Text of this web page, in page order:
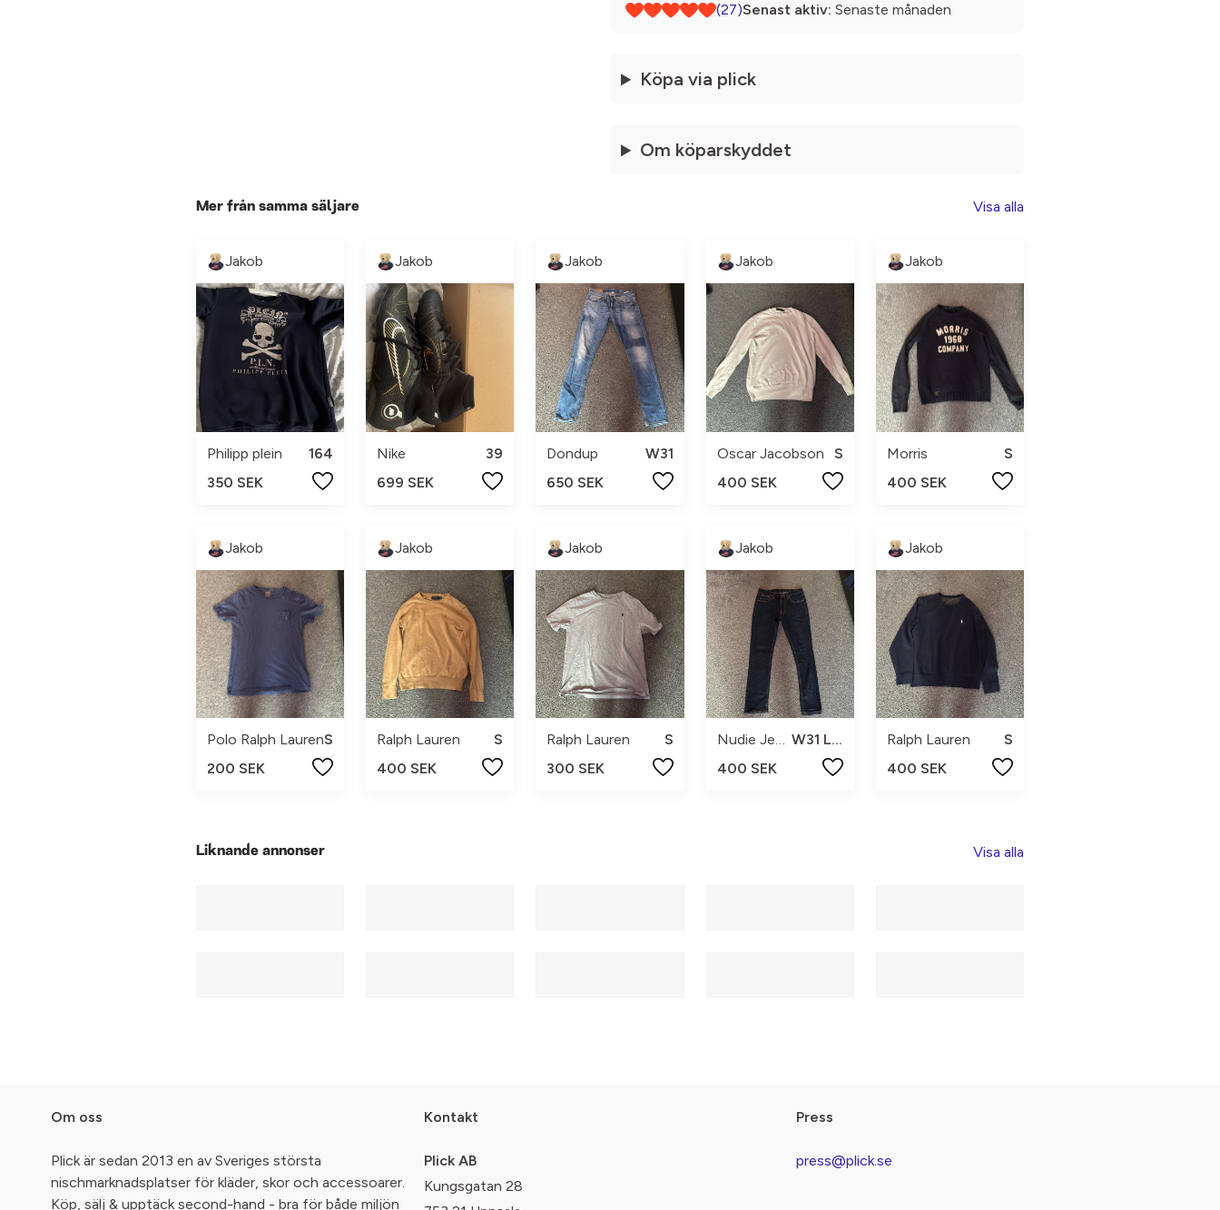
(27)Senast aktiv: Senaste månaden
Köpa via plick
Om köparskyddet
Mer från samma säljare Visa alla
Jakob
Philipp plein
164
350 SEK
Jakob
Nike
39
699 SEK
Jakob
Dondup
W31
650 SEK
Jakob
Oscar Jacobson
S
400 SEK
Jakob
Morris
S
400 SEK
Jakob
Polo Ralph LaurenS
200 SEK
Jakob
Ralph Lauren
S
400 SEK
Jakob
Ralph Lauren
S
300 SEK
Jakob
W31 L32
400 SEK
Jakob
Ralph Lauren
S
400 SEK
Liknande annonser Visa alla
Om oss
Plick är sedan 2013 en av Sveriges största
nischmarknadsplatser för kläder, skor och accessoarer.
Köp, sälj & upptäck second-hand - bra för både miljön
Kontakt
Plick AB
Kungsgatan 28
Press
press@plick.se